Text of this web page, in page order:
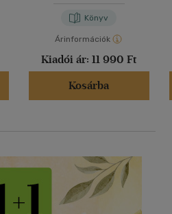
Könyv
Árinformációk
Kiadói ár: 11 990 Ft
Kosárba